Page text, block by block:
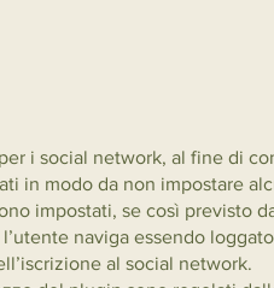
i social network, al fine di
in modo da non impostare
impostati, se così previsto
naviga essendo
al social network.